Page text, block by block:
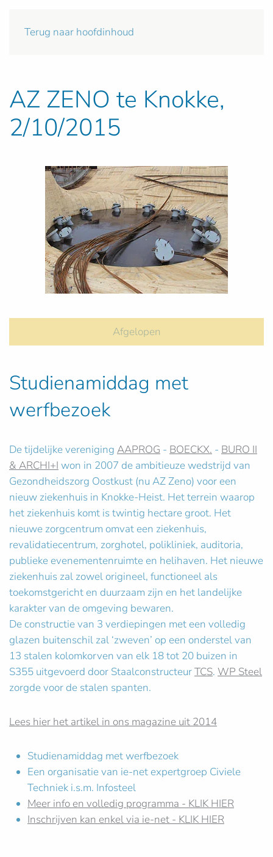
Terug naar hoofdinhoud
AZ ZENO te Knokke,
2/10/2015
Afgelopen
Studienamiddag met
werfbezoek
De tijdelijke vereniging AAPROG - BOECKX. - BURO II
& ARCHI+I won in 2007 de ambitieuze wedstrijd van
Gezondheidszorg Oostkust (nu AZ Zeno) voor een
nieuw ziekenhuis in Knokke-Heist. Het terrein waarop
het ziekenhuis komt is twintig hectare groot. Het
nieuwe zorgcentrum omvat een ziekenhuis,
revalidatiecentrum, zorghotel, polikliniek, auditoria,
publieke evenementenruimte en helihaven. Het nieuwe
ziekenhuis zal zowel origineel, functioneel als
toekomstgericht en duurzaam zijn en het landelijke
karakter van de omgeving bewaren.
De constructie van 3 verdiepingen met een volledig
glazen buitenschil zal ‘zweven’ op een onderstel van
13 stalen kolomkorven van elk 18 tot 20 buizen in
S355 uitgevoerd door StaalconstructeurTCS. WP Steel
zorgde voor de stalen spanten.
Lees hier het artikel in ons magazine uit 2014
Studienamiddag met werfbezoek
Een organisatie van ie-net expertgroep Civiele
Techniek i.s.m. Infosteel
Meer info en volledig programma - KLIK HIER
Inschrijven kan enkel via ie-net - KLIK HIER